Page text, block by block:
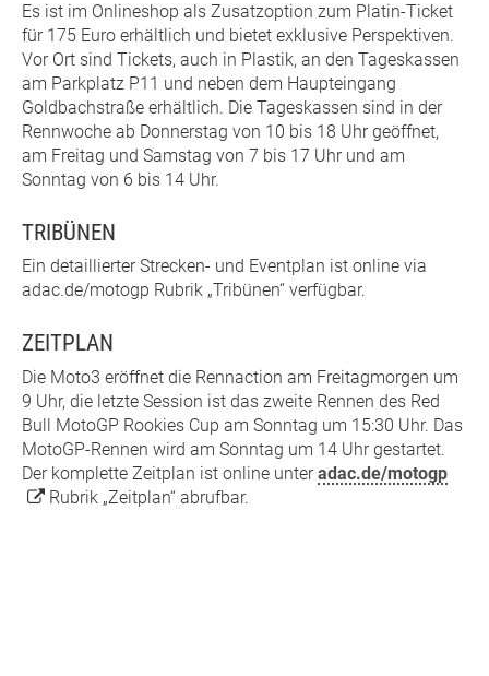
Es ist im Onlineshop als Zusatzoption zum Platin-Ticket
für 175 Euro erhältlich und bietet exklusive Perspektiven.
Vor Ort sind Tickets, auch in Plastik, an den Tageskassen
am Parkplatz P11 und neben dem Haupteingang
Goldbachstraße erhältlich. Die Tageskassen sind in der
Rennwoche ab Donnerstag von 10 bis 18 Uhr geöffnet,
am Freitag und Samstag von 7 bis 17 Uhr und am
Sonntag von 6 bis 14 Uhr.
TRIBÜNEN
Ein detaillierter Strecken- und Eventplan ist online via
adac.de/motogp Rubrik „Tribünen“ verfügbar.
ZEITPLAN
Die Moto3 eröffnet die Rennaction am Freitagmorgen um
9 Uhr, die letzte Session ist das zweite Rennen des Red
Bull MotoGP Rookies Cup am Sonntag um 15:30 Uhr. Das
MotoGP-Rennen wird am Sonntag um 14 Uhr gestartet.
Der komplette Zeitplan ist online unteradac.de/motogp
Rubrik „Zeitplan“ abrufbar.